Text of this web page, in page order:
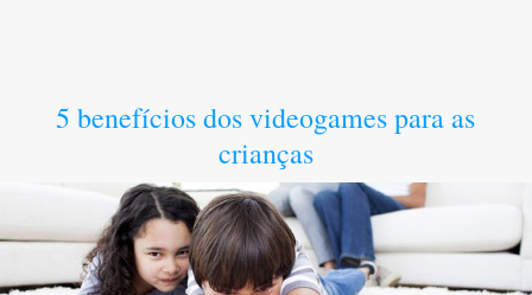
5 benefícios dos videogames para as
crianças